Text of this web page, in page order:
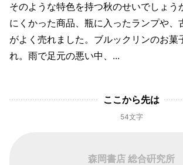
そのような特色を持つ秋のせいでしょう
にくかった商品、瓶に入ったランプや、
がよく売れました。ブルックリンのお菓
れ。雨で足元の悪い中、...
ここから先は
54文字
森岡書店 総合硏究所